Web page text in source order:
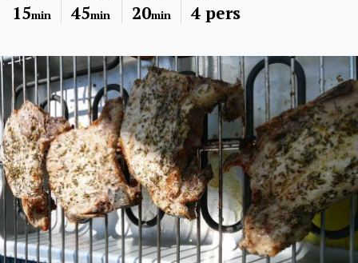
15min 45min 20min 4 pers